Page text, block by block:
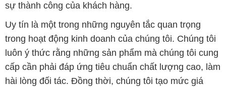
sự thành công của khách hàng.
Uy tín là một trong những nguyên tắc quan trọng
trong hoạt động kinh doanh của chúng tôi. Chúng tôi
luôn ý thức rằng những sản phẩm mà chúng tôi cung
cấp cần phải đáp ứng tiêu chuẩn chất lượng cao, làm
hài lòng đối tác. Đồng thời, chúng tôi tạo mức giá